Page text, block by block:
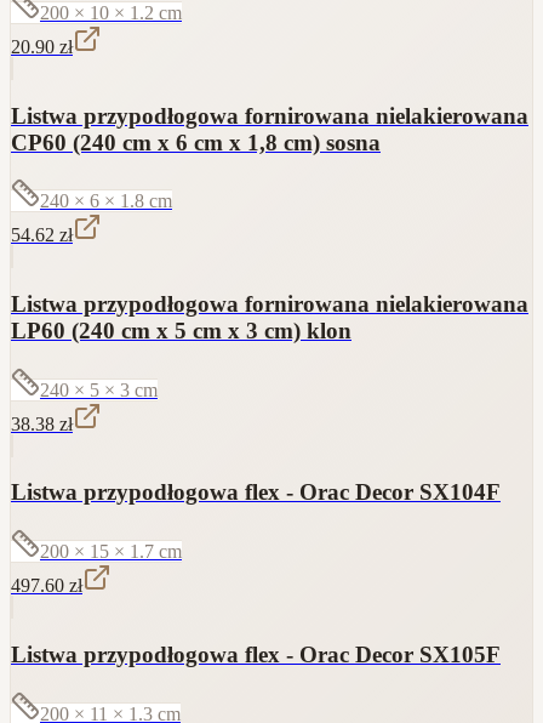
200 × 10 × 1.2 cm
20.90 zł
Listwa przypodłogowa fornirowana nielakierowana
CP60 (240 cm x 6 cm x 1,8 cm) sosna
240 × 6 × 1.8 cm
54.62 zł
Listwa przypodłogowa fornirowana nielakierowana
LP60 (240 cm x 5 cm x 3 cm) klon
240 × 5 × 3 cm
38.38 zł
Listwa przypodłogowa flex - Orac Decor SX104F
200 × 15 × 1.7 cm
497.60 zł
Listwa przypodłogowa flex - Orac Decor SX105F
200 × 11 × 1.3 cm